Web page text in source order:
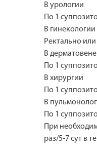
В урологии
По 1
В гинекологии
Ректально
В
По 1
В хирургии
По 1
В
По 1
При
раз/5-7 сут в